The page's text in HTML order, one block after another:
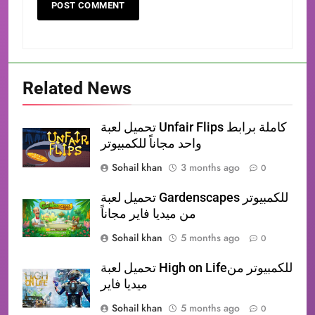
Related News
تحميل لعبة Unfair Flips كاملة برابط
واحد مجاناً للكمبيوتر
Sohail khan
3 months ago 0
تحميل لعبة Gardenscapes للكمبيوتر
من ميديا فاير مجاناً
Sohail khan
5 months ago 0
تحميل لعبة High on Lifeللكمبيوتر من
ميديا فاير
Sohail khan
5 months ago 0